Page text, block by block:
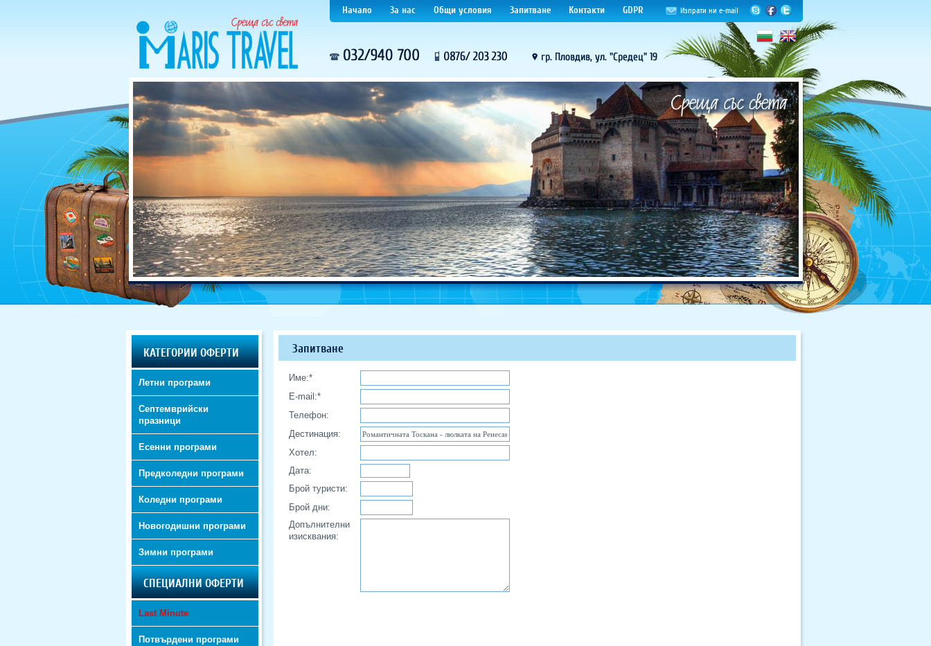
Начало За нас Общи условия Запитване Контакти GDPR Изпрати ни e-mail
КАТЕГОРИИ ОФЕРТИ
Летни програми
Септемврийски
празници
Есенни програми
Предколедни програми
Коледни програми
Новогодишни програми
Зимни програми
СПЕЦИАЛНИ ОФЕРТИ
Last Minute
Потвърдени програми
Запитване
Име:*
E-mail:*
Телефон:
Дестинация:
Хотел:
Дата:
Брой туристи:
Брой дни:
Допълнителни
изисквания: